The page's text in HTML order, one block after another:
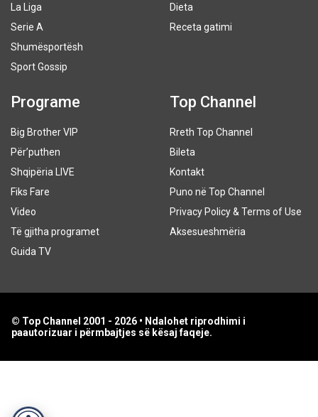
La Liga
Serie A
Shumësportësh
Sport Gossip
Dieta
Receta gatimi
Programe
Big Brother VIP
Për’puthen
Shqipëria LIVE
Fiks Fare
Video
Të gjitha programet
Guida TV
Top Channel
Rreth Top Channel
Bileta
Kontakt
Puno në Top Channel
Privacy Policy & Terms of Use
Aksesueshmëria
© Top Channel 2001 - 2026 • Ndalohet riprodhimi i
paautorizuar i përmbajtjes së kësaj faqeje.